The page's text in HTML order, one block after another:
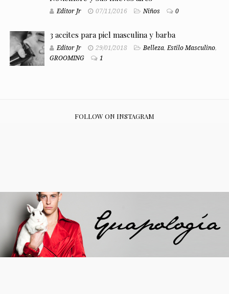
Editor Jr 07/11/2016 Niños 0
3 aceites para piel masculina y barba
Editor Jr 29/01/2018 Belleza,Estilo Masculino,
GROOMING
1
FOLLOW ON INSTAGRAM